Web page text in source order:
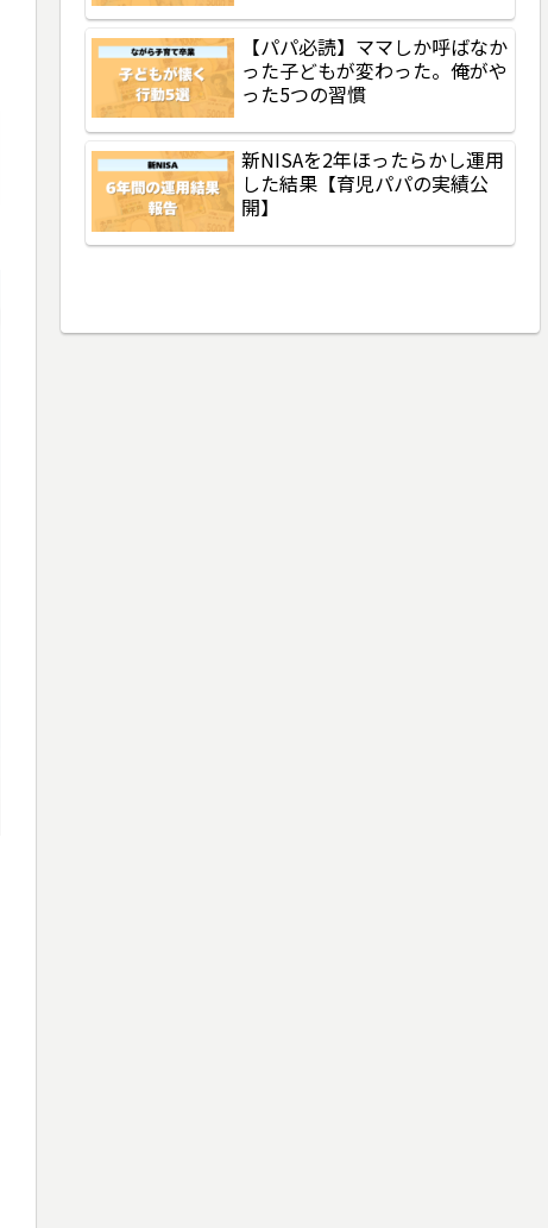
【パパ必読】ママしか呼ばなか
った子どもが変わった。俺がや
った5つの習慣
新NISAを2年ほったらかし運用
した結果【育児パパの実績公
開】